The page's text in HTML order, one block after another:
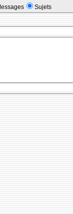
Sujets